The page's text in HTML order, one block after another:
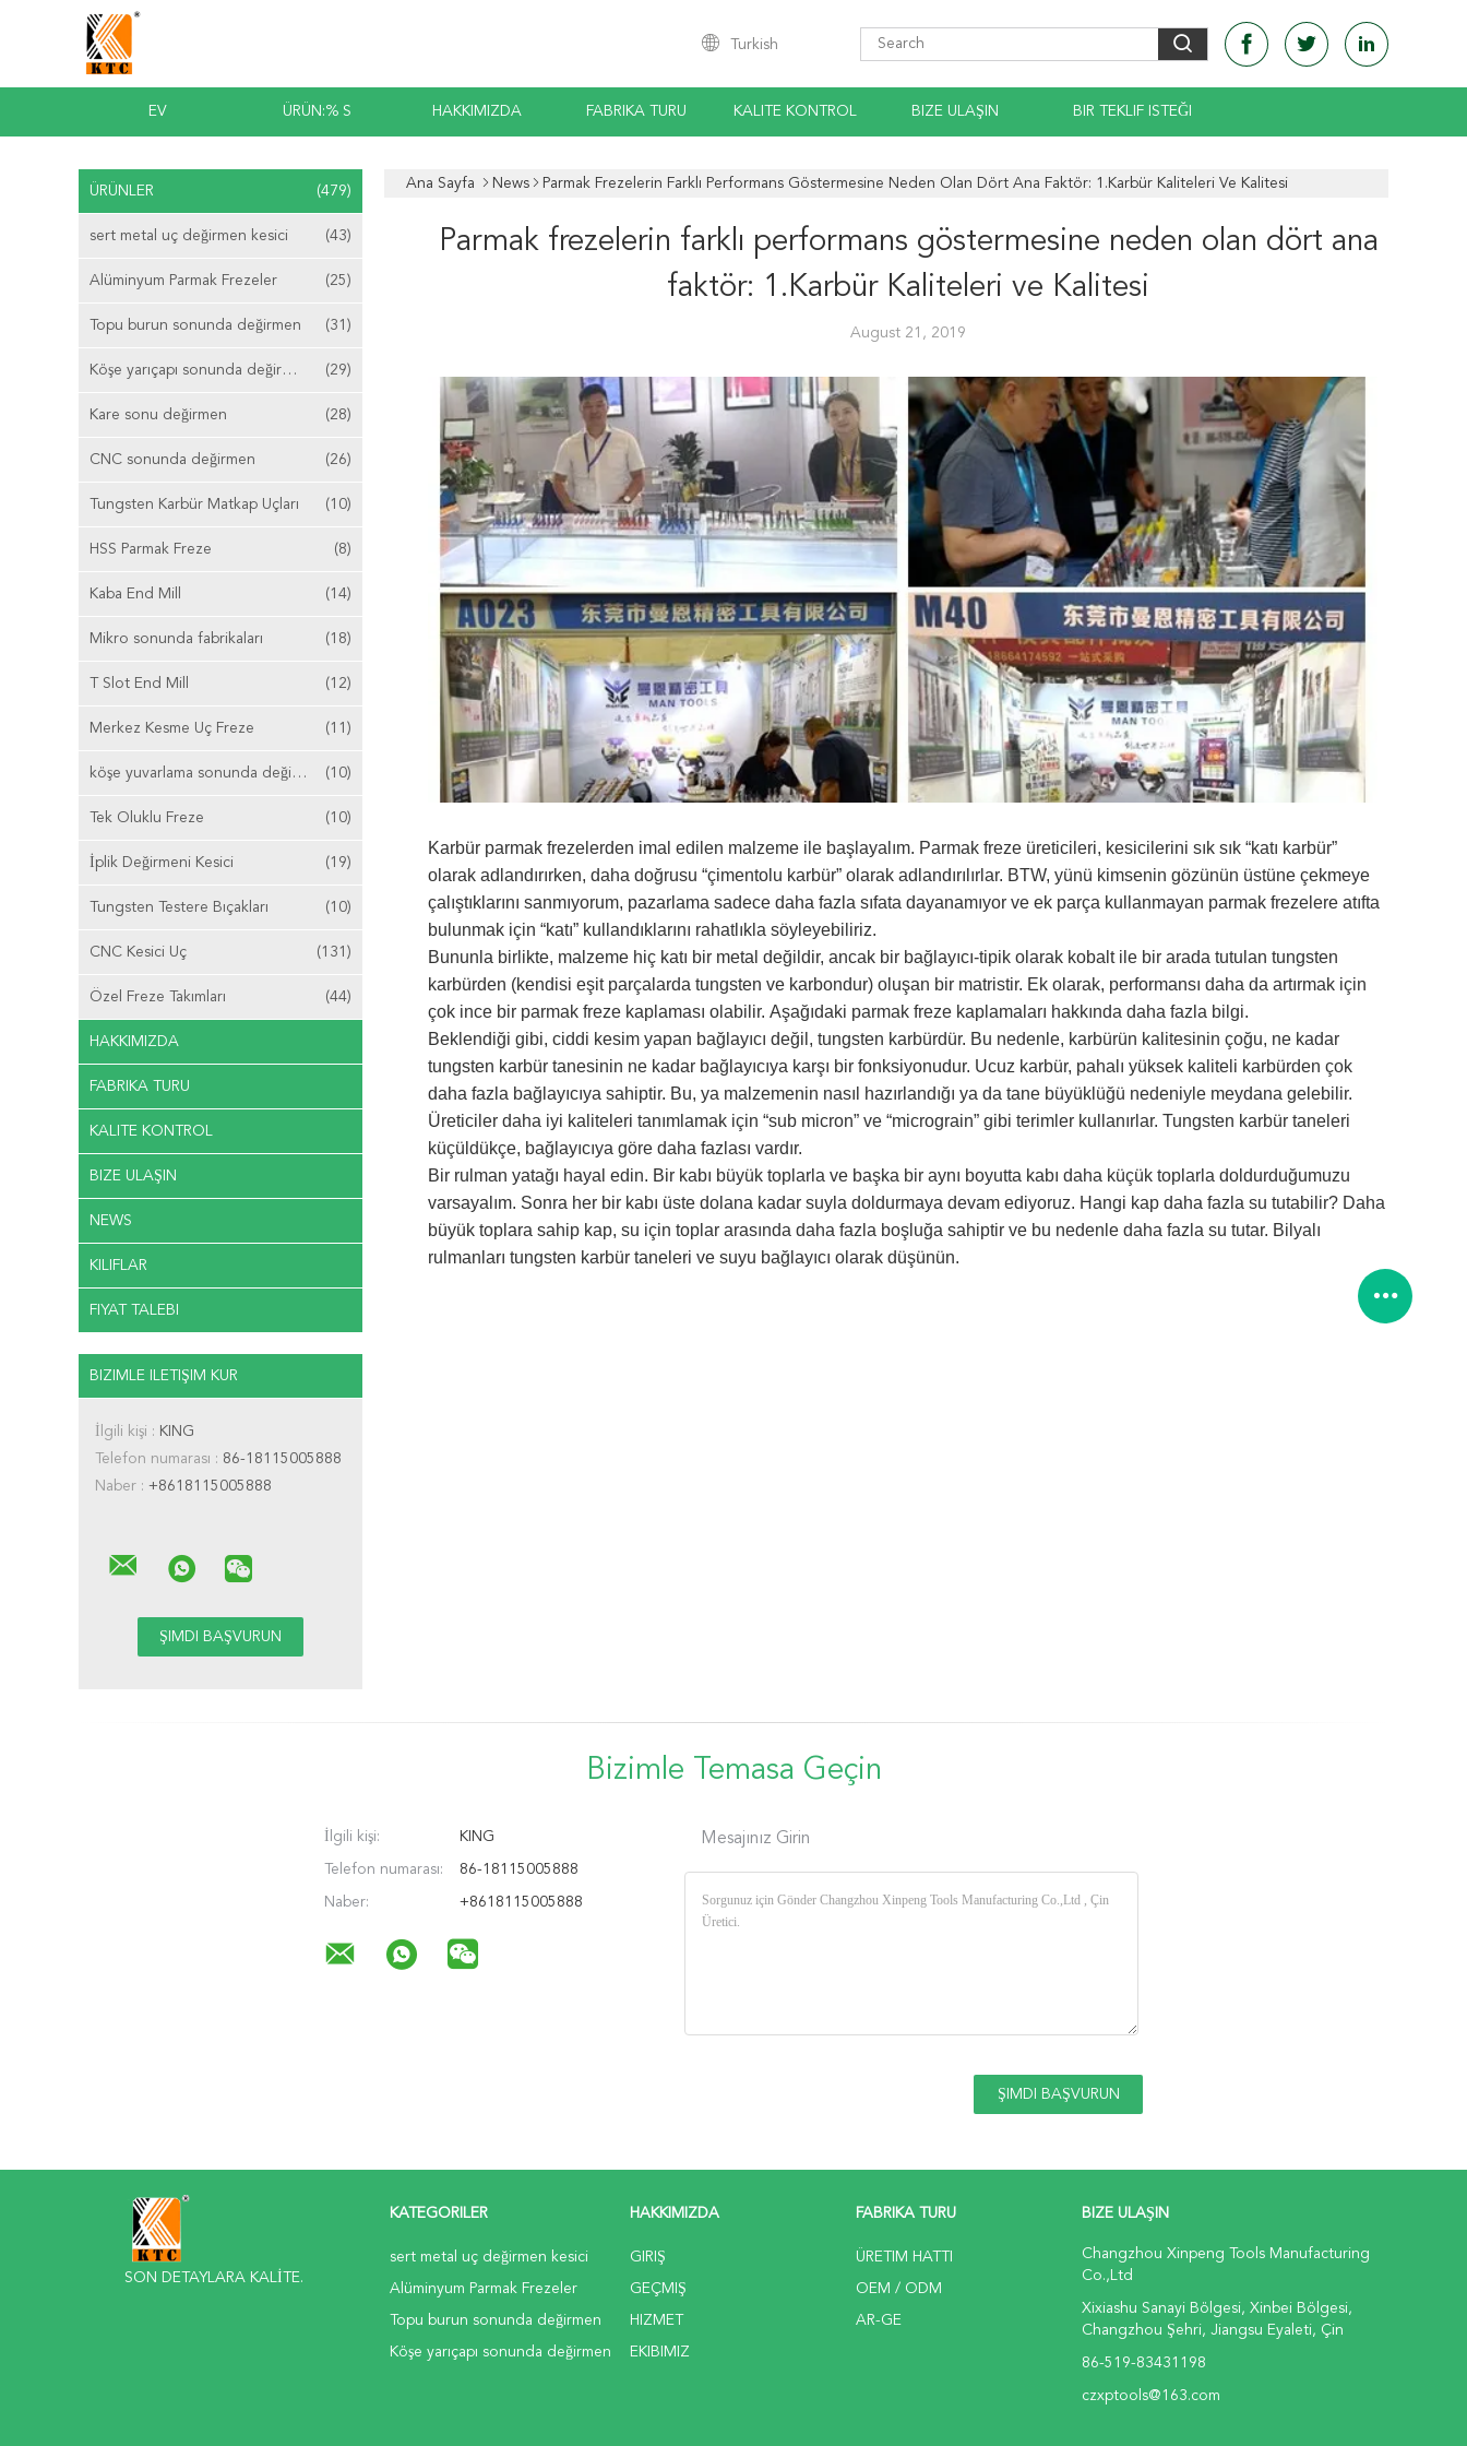
Turkish
EV ÜRÜN:% S HAKKIMIZDA FABRIKA TURU KALITE KONTROL BIZE ULAŞIN BIR TEKLIF ISTEĞI
ÜRÜNLER (479)
sert metal uç değirmen kesici (43)
Alüminyum Parmak Frezeler (25)
Topu burun sonunda değirmen (31)
Köşe yarıçapı sonunda değirmen (29)
Kare sonu değirmen (28)
CNC sonunda değirmen (26)
Tungsten Karbür Matkap Uçları (10)
HSS Parmak Freze (8)
Kaba End Mill (14)
Mikro sonunda fabrikaları (18)
T Slot End Mill (12)
Merkez Kesme Uç Freze (11)
köşe yuvarlama sonunda değirmen (10)
Tek Oluklu Freze (10)
İplik Değirmeni Kesici (19)
Tungsten Testere Bıçakları (10)
CNC Kesici Uç (131)
Özel Freze Takımları (44)
HAKKIMIZDA
FABRIKA TURU
KALITE KONTROL
BIZE ULAŞIN
NEWS
KILIFLAR
FIYAT TALEBI
BIZIMLE ILETIŞIM KUR
İlgili kişi : KING
Telefon numarası : 86-18115005888
Naber : +8618115005888
Ana Sayfa News Parmak Frezelerin Farklı Performans Göstermesine Neden Olan Dört Ana Faktör: 1.Karbür Kaliteleri Ve Kalitesi
Parmak frezelerin farklı performans göstermesine neden olan dört ana
faktör: 1.Karbür Kaliteleri ve Kalitesi
August 21, 2019
Karbür parmak frezelerden imal edilen malzeme ile başlayalım. Parmak freze üreticileri, kesicilerini sık sık “katı karbür”
olarak adlandırırken, daha doğrusu “çimentolu karbür” olarak adlandırılırlar. BTW, yünü kimsenin gözünün üstüne çekmeye
çalıştıklarını sanmıyorum, pazarlama sadece daha fazla sıfata dayanamıyor ve ek parça kullanmayan parmak frezelere atıfta
bulunmak için “katı” kullandıklarını rahatlıkla söyleyebiliriz.
Bununla birlikte, malzeme hiç katı bir metal değildir, ancak bir bağlayıcı-tipik olarak kobalt ile bir arada tutulan tungsten
karbürden (kendisi eşit parçalarda tungsten ve karbondur) oluşan bir matristir. Ek olarak, performansı daha da artırmak için
çok ince bir parmak freze kaplaması olabilir. Aşağıdaki parmak freze kaplamaları hakkında daha fazla bilgi.
Beklendiği gibi, ciddi kesim yapan bağlayıcı değil, tungsten karbürdür. Bu nedenle, karbürün kalitesinin çoğu, ne kadar
tungsten karbür tanesinin ne kadar bağlayıcıya karşı bir fonksiyonudur. Ucuz karbür, pahalı yüksek kaliteli karbürden çok
daha fazla bağlayıcıya sahiptir. Bu, ya malzemenin nasıl hazırlandığı ya da tane büyüklüğü nedeniyle meydana gelebilir.
Üreticiler daha iyi kaliteleri tanımlamak için “sub micron” ve “micrograin” gibi terimler kullanırlar. Tungsten karbür taneleri
küçüldükçe, bağlayıcıya göre daha fazlası vardır.
Bir rulman yatağı hayal edin. Bir kabı büyük toplarla ve başka bir aynı boyutta kabı daha küçük toplarla doldurduğumuzu
varsayalım. Sonra her bir kabı üste dolana kadar suyla doldurmaya devam ediyoruz. Hangi kap daha fazla su tutabilir? Daha
büyük toplara sahip kap, su için toplar arasında daha fazla boşluğa sahiptir ve bu nedenle daha fazla su tutar. Bilyalı
rulmanları tungsten karbür taneleri ve suyu bağlayıcı olarak düşünün.
Bizimle Temasa Geçin
İlgili kişi: KING
Telefon numarası: 86-18115005888
Naber: +8618115005888
Mesajınız Girin
SON DETAYLARA KALİTE.
KATEGORILER
sert metal uç değirmen kesici
Alüminyum Parmak Frezeler
Topu burun sonunda değirmen
Köşe yarıçapı sonunda değirmen
HAKKIMIZDA
GIRIŞ
GEÇMIŞ
HIZMET
EKIBIMIZ
FABRIKA TURU
ÜRETIM HATTI
OEM / ODM
AR-GE
BIZE ULAŞIN
Changzhou Xinpeng Tools Manufacturing
Co.,Ltd
Xixiashu Sanayi Bölgesi, Xinbei Bölgesi,
Changzhou Şehri, Jiangsu Eyaleti, Çin
86-519-83431198
czxptools@163.com